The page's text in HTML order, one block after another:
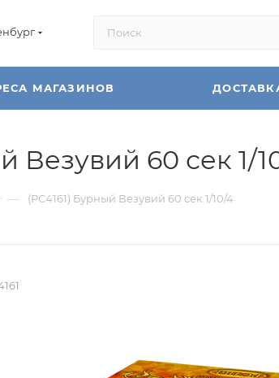
МАГАЗИНОВ
Везувий 60 сек 1/
— (РС4161) Бурный Везувий 60 сек 1/10/4